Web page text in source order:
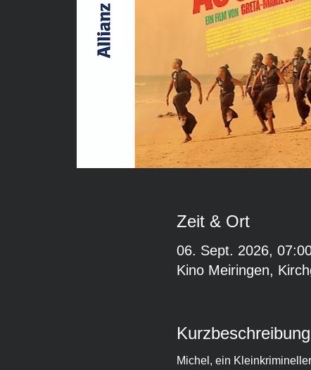
Zeit & Ort
06. Sept. 2026,
Kino Meiringen,
Kurzbeschreibung
Michel, ein